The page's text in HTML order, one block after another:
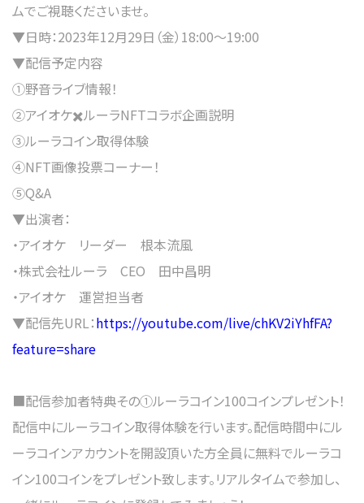
ムでご視聴くださいませ。
▼日時：2023年12月29日（金）18:00〜19:00
▼配信予定内容
①野音ライブ情報！
②アイオケ✖️ルーラNFTコラボ企画説明
③ルーラコイン取得体験
④NFT画像投票コーナー！
⑤Q&A
▼出演者：
・アイオケ リーダー 根本流風
・株式会社ルーラ CEO 田中昌明
・アイオケ 運営担当者
▼配信先URL：https://youtube.com/live/chKV2iYhfFA?
feature=share
■配信参加者特典その①ルーラコイン100コインプレゼント！
配信中にルーラコイン取得体験を行います。配信時間中にル
ーラコインアカウントを開設頂いた方全員に無料でルーラコ
イン100コインをプレゼント致します。リアルタイムで参加し、